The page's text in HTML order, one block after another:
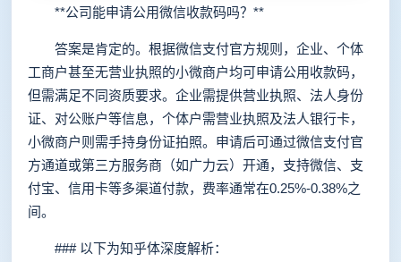
**公司能申请公用微信收款码吗？**
答案是肯定的。根据微信支付官方规则，企业、个体
工商户甚至无营业执照的小微商户均可申请公用收款码，
但需满足不同资质要求。企业需提供营业执照、法人身份
证、对公账户等信息，个体户需营业执照及法人银行卡，
小微商户则需手持身份证拍照。申请后可通过微信支付官
方通道或第三方服务商（如广力云）开通，支持微信、支
付宝、信用卡等多渠道付款，费率通常在0.25%-0.38%之
间。
### 以下为知乎体深度解析：